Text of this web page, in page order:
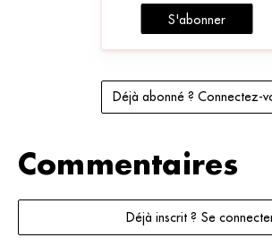
S'abonner
Déjà abonné ? Connectez-
Commentaires
Déjà inscrit ? Se